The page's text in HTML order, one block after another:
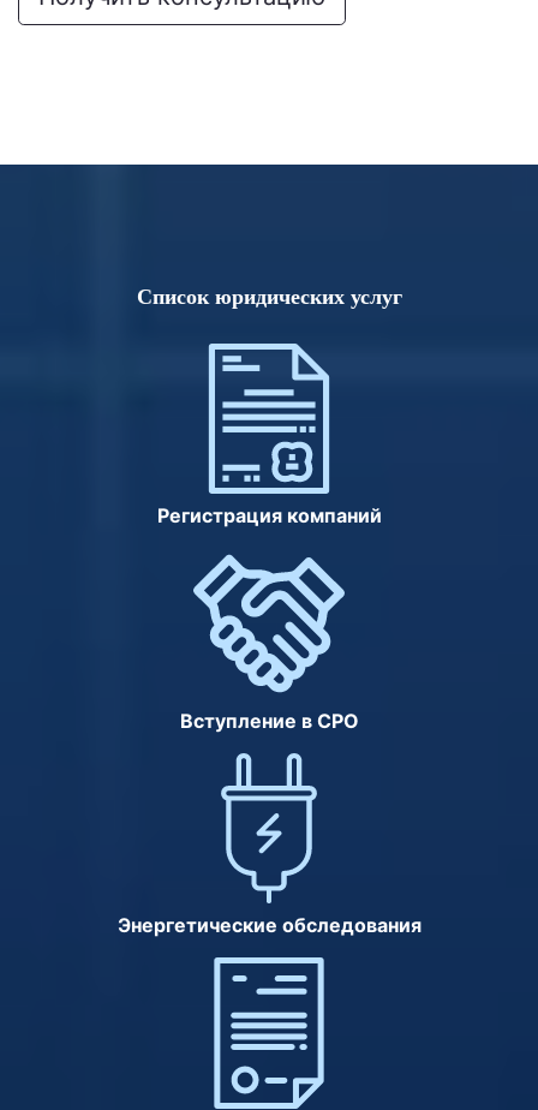
Список юридических услуг
Регистрация компаний
Вступление в СРО
Энергетические обследования